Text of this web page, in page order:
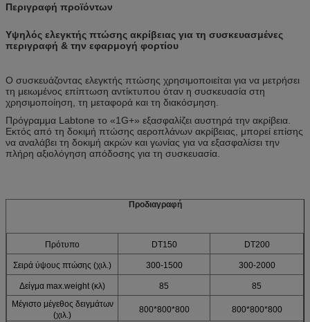
Περιγραφή προϊόντων
Υψηλός ελεγκτής πτώσης ακρίβειας για τη συσκευασμένες
περιγραφή & την εφαρμογή φορτίου
Ο συσκευάζοντας ελεγκτής πτώσης χρησιμοποιείται για να μετρήσει
τη μειωμένος επίπτωση αντίκτυπου όταν η συσκευασία στη
χρησιμοποίηση, τη μεταφορά και τη διακόσμηση.
Πρόγραμμα Labtone το «1G+» εξασφαλίζει αυστηρά την ακρίβεια.
Εκτός από τη δοκιμή πτώσης αεροπλάνων ακρίβειας, μπορεί επίσης
να αναλάβει τη δοκιμή ακρών και γωνίας για να εξασφαλίσει την
πλήρη αξιολόγηση απόδοσης για τη συσκευασία.
Προδιαγραφή
Πρότυπο DT150 DT200
Σειρά ύψους πτώσης (χιλ.) 300-1500 300-2000
Δείγμα max.weight (κλ) 85
85
Μέγιστο μέγεθος δειγμάτων
(χιλ.)
800*800*800 800*800*800